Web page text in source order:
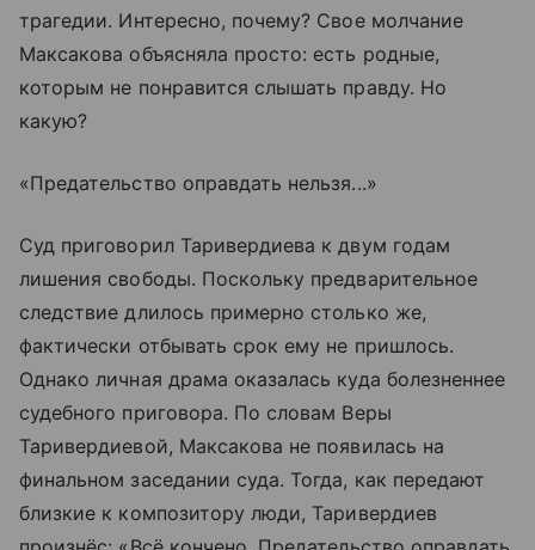
трагедии. Интересно, почему? Свое молчание
Максакова объясняла просто: есть родные,
которым не понравится слышать правду. Но
какую?
«Предательство оправдать нельзя...»
Суд приговорил Таривердиева к двум годам
лишения свободы. Поскольку предварительное
следствие длилось примерно столько же,
фактически отбывать срок ему не пришлось.
Однако личная драма оказалась куда болезненнее
судебного приговора. По словам Веры
Таривердиевой, Максакова не появилась на
финальном заседании суда. Тогда, как передают
близкие к композитору люди, Таривердиев